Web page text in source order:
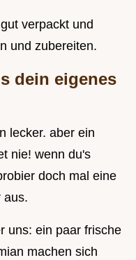
verpackt und
und zubereiten.
dein eigenes
lecker. aber ein
nie! wenn du's
doch mal eine
aus.
uns: ein paar frische
machen sich